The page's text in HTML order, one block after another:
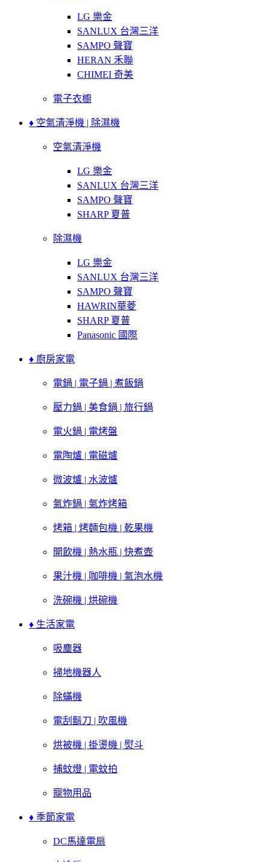
LG 樂金
SANLUX 台灣三洋
SAMPO 聲寶
HERAN 禾聯
CHIMEI 奇美
電子衣櫥
♦ 空氣清淨機 | 除濕機
空氣清淨機
LG 樂金
SANLUX 台灣三洋
SAMPO 聲寶
SHARP 夏普
除濕機
LG 樂金
SANLUX 台灣三洋
SAMPO 聲寶
HAWRIN華菱
SHARP 夏普
Panasonic 國際
♦ 廚房家電
電鍋 | 電子鍋 | 煮飯鍋
壓力鍋 | 美食鍋 | 旅行鍋
電火鍋 | 電烤盤
電陶爐 | 電磁爐
微波爐 | 水波爐
氣炸鍋 | 氣炸烤箱
烤箱 | 烤麵包機 | 乾果機
開飲機 | 熱水瓶 | 快煮壺
果汁機 | 咖啡機 | 氣泡水機
洗碗機 | 烘碗機
♦ 生活家電
吸塵器
掃地機器人
除蟎機
電刮鬍刀 | 吹風機
烘被機 | 掛燙機 | 熨斗
捕蚊燈 | 電蚊拍
寵物用品
♦ 季節家電
DC馬達電扇